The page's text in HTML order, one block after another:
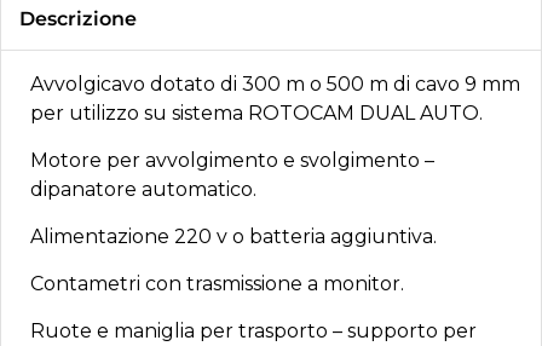
Descrizione
Avvolgicavo dotato di 300 m o 500 m di cavo 9 mm
per utilizzo su sistema ROTOCAM DUAL AUTO.
Motore per avvolgimento e svolgimento –
dipanatore automatico.
Alimentazione 220 v o batteria aggiuntiva.
Contametri con trasmissione a monitor.
Ruote e maniglia per trasporto – supporto per